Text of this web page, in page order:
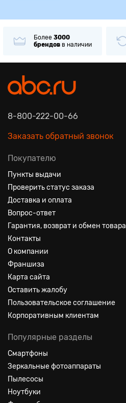
Более 3000
брендов в наличии
8-800-222-00-66
Заказать обратный звонок
Покупателю
Пункты выдачи
Проверить статус заказа
Доставка и оплата
Вопрос-ответ
Гарантия, возврат и обмен товара
Контакты
О компании
Франшиза
Карта сайта
Оставить жалобу
Пользовательское соглашение
Корпоративным клиентам
Популярные разделы
Смартфоны
Зеркальные фотоаппараты
Пылесосы
Ноутбуки